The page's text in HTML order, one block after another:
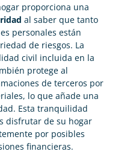
proporciona una
al saber que tanto
personales están
de riesgos. La
civil incluida en la
protege al
de terceros por
lo que añade una
Esta tranquilidad
disfrutar de su hogar
por posibles
financieras.